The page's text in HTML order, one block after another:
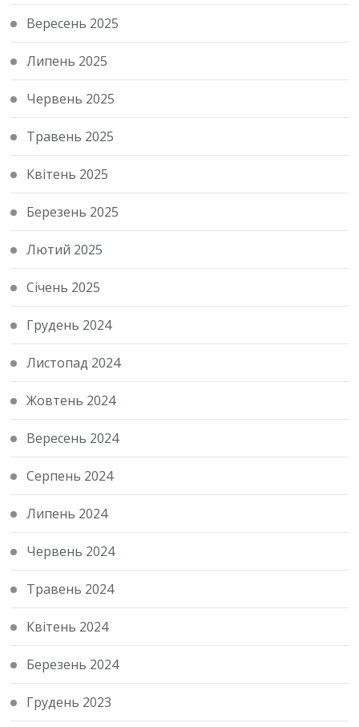
Вересень 2025
Липень 2025
Червень 2025
Травень 2025
Квітень 2025
Березень 2025
Лютий 2025
Січень 2025
Грудень 2024
Листопад 2024
Жовтень 2024
Вересень 2024
Серпень 2024
Липень 2024
Червень 2024
Травень 2024
Квітень 2024
Березень 2024
Грудень 2023